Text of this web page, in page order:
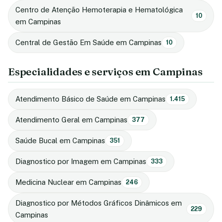
Centro de Atenção Hemoterapia e Hematológica
em Campinas
10
Central de Gestão Em Saúde em Campinas 10
Especialidades e serviços em Campinas
Atendimento Básico de Saúde em Campinas 1.415
Atendimento Geral em Campinas 377
Saúde Bucal em Campinas 351
Diagnostico por Imagem em Campinas 333
Medicina Nuclear em Campinas 246
Diagnostico por Métodos Gráficos Dinâmicos em
Campinas
229